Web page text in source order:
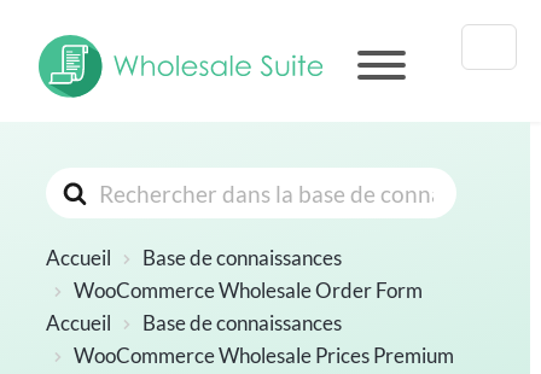
Rechercher
Accueil
Base de connaissances
WooCommerce Wholesale Order Form
Accueil
Base de connaissances
WooCommerce Wholesale Prices Premium